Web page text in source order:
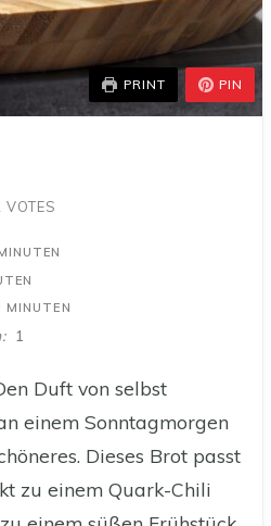
PRINT PIN
VOTES
MINUTEN
MINUTEN
1
Duft von selbst
einem Sonntagmorgen
Dieses Brot passt
zu einem Quark-Chili